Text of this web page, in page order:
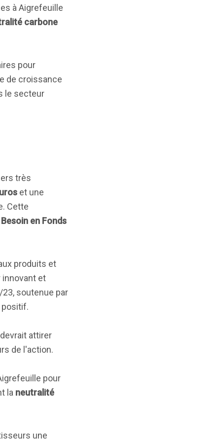
à Aigrefeuille
carbone
pour
de croissance
le secteur
très
et une
Cette
Besoin en Fonds
produits et
innovant et
soutenue par
positif.
attirer
de l'action.
pour
la neutralité
une